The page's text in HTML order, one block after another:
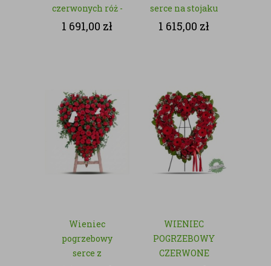
czerwonych róż -
„Klasyczna
1 691,00 zł
serce na stojaku
z czerwonych róż
1 615,00 zł
Wieniec
pogrzebowy
serce z
WIENIEC
POGRZEBOWY
CZERWONE